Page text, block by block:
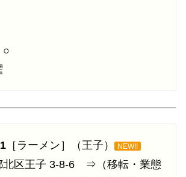
○
［ラーメン］（王子） NEW!!
北区王子 3-8-6 ⇒（移転・業態